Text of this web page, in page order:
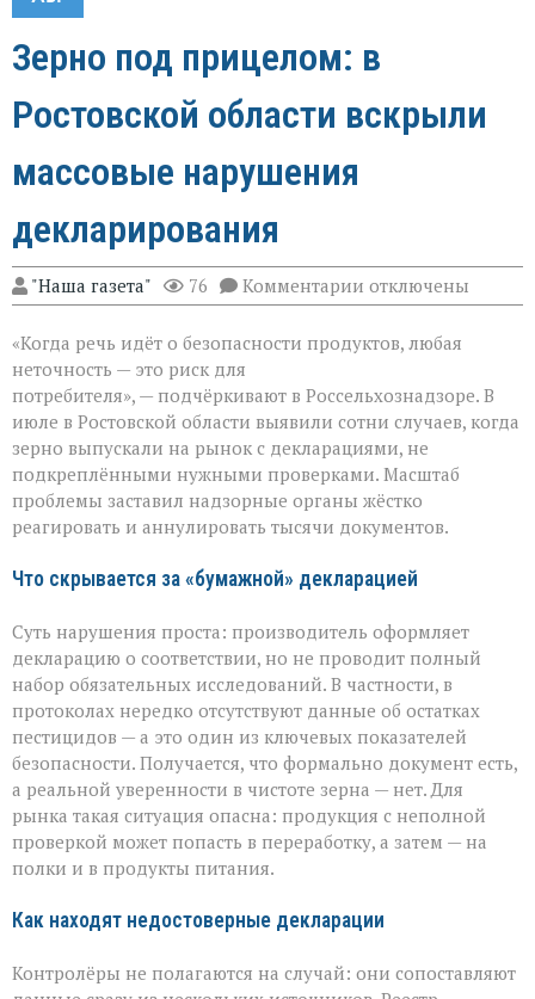
Зерно под прицелом: в
Ростовской области вскрыли
массовые нарушения
декларирования
"Наша газета" 76 Комментарии к
записи
под
Ростовской
области
вскрыли
массовые
нарушения
декларирования
отключены
«Когда речь идёт о безопасности продуктов, любая
неточность — это риск для
потребителя», — подчёркивают в Россельхознадзоре. В
июле в Ростовской области выявили сотни случаев, когда
зерно выпускали на рынок с декларациями, не
подкреплёнными нужными проверками. Масштаб
проблемы заставил надзорные органы жёстко
реагировать и аннулировать тысячи документов.
Что скрывается за «бумажной» декларацией
Суть нарушения проста: производитель оформляет
декларацию о соответствии, но не проводит полный
набор обязательных исследований. В частности, в
протоколах нередко отсутствуют данные об остатках
пестицидов — а это один из ключевых показателей
безопасности. Получается, что формально документ есть,
а реальной уверенности в чистоте зерна — нет. Для
рынка такая ситуация опасна: продукция с неполной
проверкой может попасть в переработку, а затем — на
полки и в продукты питания.
Как находят недостоверные декларации
Контролёры не полагаются на случай: они сопоставляют